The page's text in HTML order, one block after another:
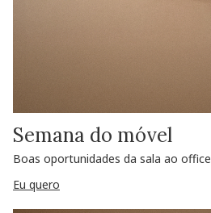
Semana do móvel
Boas oportunidades da sala ao office
Eu quero